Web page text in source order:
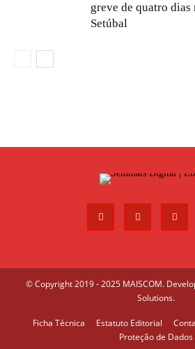
greve de quatro dias
Setúbal
© Copyright 2019 - 2025 MAISCOM.
Solutions.
Ficha Técnica Estatuto Editorial
Proteção de Dados